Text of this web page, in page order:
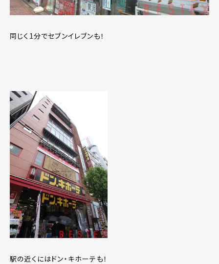
同じく1分でセブンイレブンも！
駅の近くにはドン・キホーテも！